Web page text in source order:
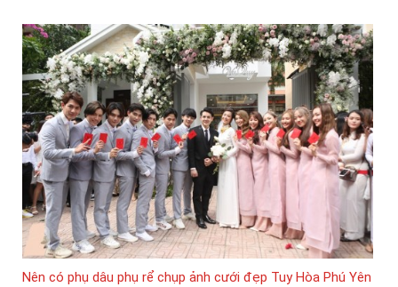
Nên có phụ dâu phụ rể chụp ảnh cưới đẹp Tuy Hòa Phú Yên